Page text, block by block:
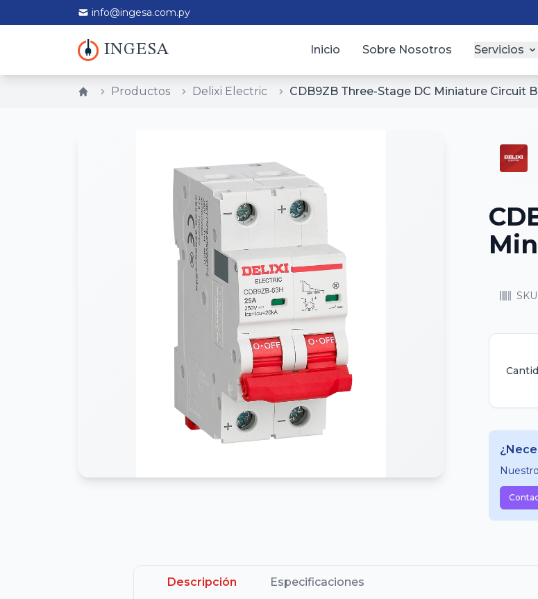
info@ingesa.com.py
INGESA Inicio Sobre Nosotros Servicios
Productos Delixi Electric CDB9ZB Three-Stage DC Miniature Circuit
SKU:
Descripción Especificaciones